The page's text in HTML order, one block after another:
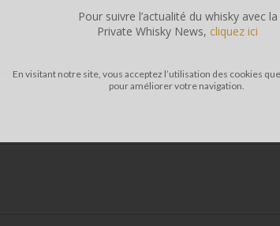
En visitant notre site, vous acceptez l’utilisation des cookies
pour améliorer votre navigation.
Pour suivre l’actualité du whisky avec la
Private Whisky News, cliquez ici